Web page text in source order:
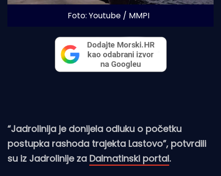
Foto: Youtube / MMPI
“Jadrolinija je donijela odluku o početku
postupka rashoda trajekta Lastovo”, potvrdili
su iz Jadrolinije za Dalmatinski portal.